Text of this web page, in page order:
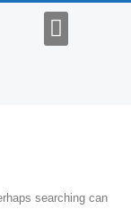
searching can